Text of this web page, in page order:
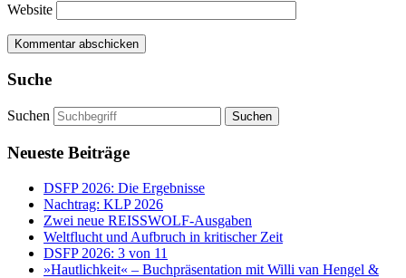
Website
Suche
Suchen
Neueste Beiträge
DSFP 2026: Die Ergebnisse
Nachtrag: KLP 2026
Zwei neue REISSWOLF-Ausgaben
Weltflucht und Aufbruch in kritischer Zeit
DSFP 2026: 3 von 11
»Hautlichkeit« – Buchpräsentation mit Willi van Hengel &